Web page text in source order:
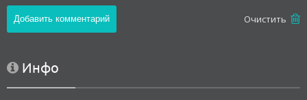
Oчистить
Инфо